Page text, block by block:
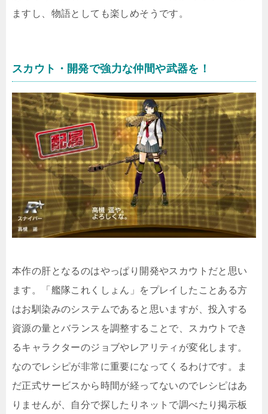
ますし、物語としても楽しめそうです。
スカウト・開発で強力な仲間や武器を！
本作の肝となるのはやっぱり開発やスカウトだと思い
ます。「艦隊これくしょん」をプレイしたことある方
はお馴染みのシステムであると思いますが、投入する
資源の量とバランスを調整することで、スカウトでき
るキャラクターのジョブやレアリティが変化します。
なのでレシピが非常に重要になってくるわけです。ま
だ正式サービスから時間が経ってないのでレシピはあ
りませんが、自分で探したりネットで調べたり掲示板